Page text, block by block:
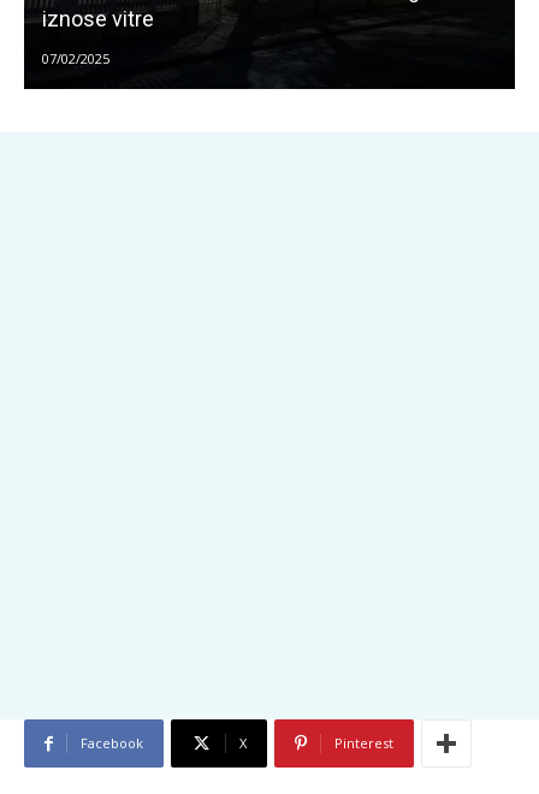
iznose vitre
07/02/2025
Facebook X Pinterest